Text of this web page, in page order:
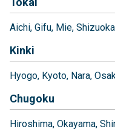
Aichi Gifu Mie Shizuoka
Kinki
Hyogo Kyoto Nara
Chugoku
Hiroshima Okayama